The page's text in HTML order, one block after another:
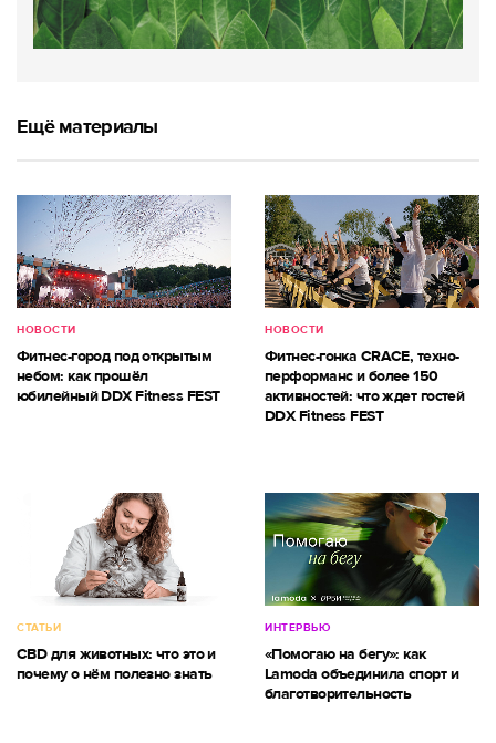
Ещё материалы
НОВОСТИ
Фитнес-город под открытым
небом: как прошёл
юбилейный DDX Fitness FEST
НОВОСТИ
Фитнес-гонка CRACE, техно-
перформанс и более 150
активностей: что ждет гостей
DDX Fitness FEST
СТАТЬИ
CBD для животных: что это и
почему о нём полезно знать
ИНТЕРВЬЮ
«Помогаю на бегу»: как
Lamoda объединила спорт и
благотворительность